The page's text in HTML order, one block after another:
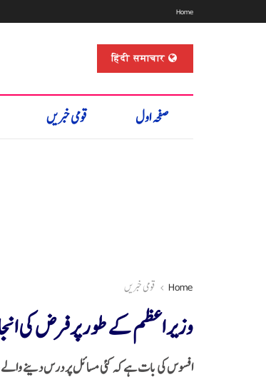
Home
हिंदी समाचार
صفحہ اول قومی خبریں
Home قومی خبریں
وزیر اعظم کے طور پر فرض کی
افسوس کی بات ہے کہ کئی مسائل پر درس دینے